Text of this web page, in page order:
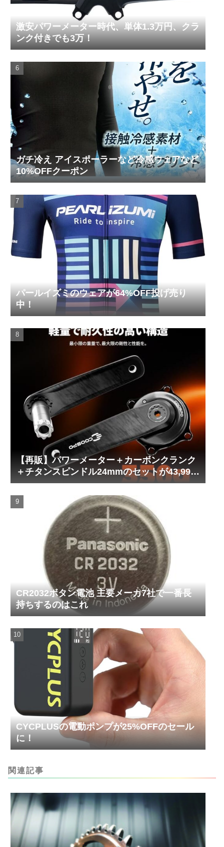
激安パワーメーター時代、単体1.3万円、クラ
ンク付きでも3万！
ガチ冷え アイスポーラーなど冷感ウェアなど
10%OFFクーポン
パールイズミのウェアが64%OFF投げ売り
中！
【再販】パワーメーター＋カーボンクランク
＋チタンスピンドル24mmのセットが43,999
円！
CR2032ボタン電池 主要メーカ7社で一番長
持ちするのはこれ
CYCPLUSの電動ポンプが25%OFFのセール
に！
関連記事